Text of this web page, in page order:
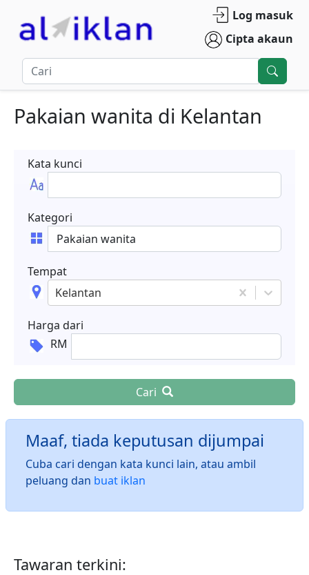
Log masuk
Cipta akaun
Pakaian wanita di Kelantan
Kata kunci
Kategori
Tempat
Kelantan
Harga dari
RM
Cari
Maaf, tiada keputusan dijumpai
Cuba cari dengan kata kunci lain, atau ambil
peluang dan buat iklan
Tawaran terkini: